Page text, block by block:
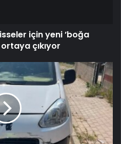
için yeni ’boğa
çıkıyor